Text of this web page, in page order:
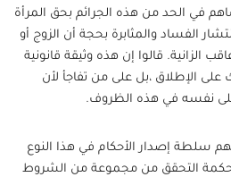
في الحد من هذه الجرائم بحق المرأة
الفساد والمثابرة بحجة أن الزوج أو
الزانية. قالوا إن هذه وثيقة قانونية
الإطلاق ،بل على من تفاجأ لأن
نفسه في هذه الظروف.
أن 11 قاضيا لديهم سلطة إصدار الأحكام في هذا النوع
التحقق من مجموعة من الشروط